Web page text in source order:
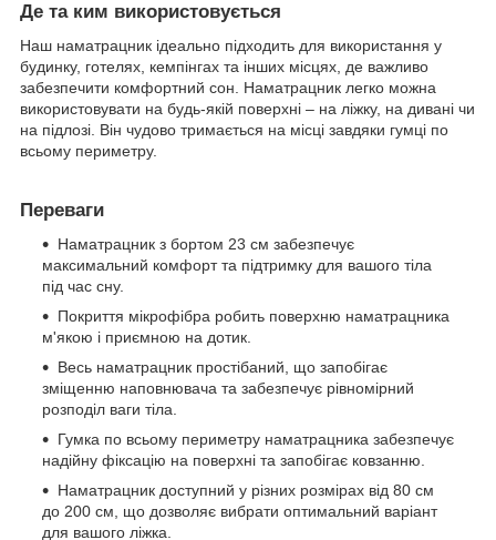
Де та ким використовується
Наш наматрацник ідеально підходить для використання у
будинку, готелях, кемпінгах та інших місцях, де важливо
забезпечити комфортний сон. Наматрацник легко можна
використовувати на будь-якій поверхні – на ліжку, на дивані чи
на підлозі. Він чудово тримається на місці завдяки гумці по
всьому периметру.
Переваги
Наматрацник з бортом 23 см забезпечує
максимальний комфорт та підтримку для вашого тіла
під час сну.
Покриття мікрофібра робить поверхню наматрацника
м'якою і приємною на дотик.
Весь наматрацник простібаний, що запобігає
зміщенню наповнювача та забезпечує рівномірний
розподіл ваги тіла.
Гумка по всьому периметру наматрацника забезпечує
надійну фіксацію на поверхні та запобігає ковзанню.
Наматрацник доступний у різних розмірах від 80 см
до 200 см, що дозволяє вибрати оптимальний варіант
для вашого ліжка.